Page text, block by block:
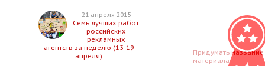
21 апреля 2015
Семь лучших работ
российских
рекламных
агентств за неделю (13-19
апреля)
Придумать название
материала